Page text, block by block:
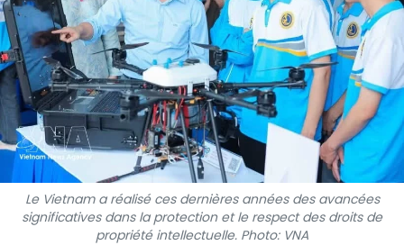
PAYS NATAL
INTERNATIONAL
MÉGASTORIE
INFOGRAPHIE
PHOTO
VIDÉO
Le Vietnam a réalisé ces dernières années des avancées
significatives dans la protection et le respect des droits de
propriété intellectuelle. Photo: VNA